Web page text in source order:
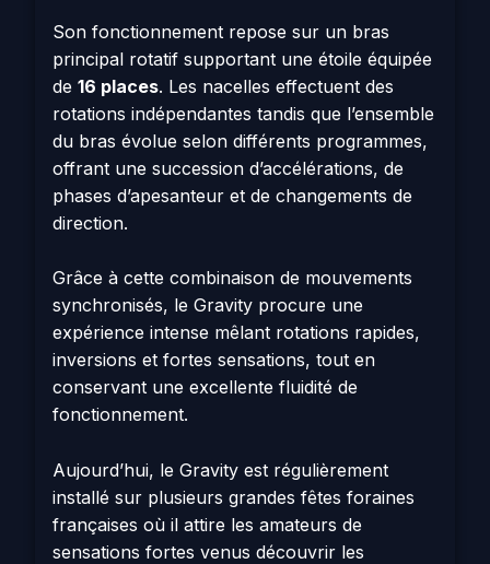
Son fonctionnement repose sur un bras
principal rotatif supportant une étoile équipée
de 16 places. Les nacelles effectuent des
rotations indépendantes tandis que l’ensemble
du bras évolue selon différents programmes,
offrant une succession d’accélérations, de
phases d’apesanteur et de changements de
direction.
Grâce à cette combinaison de mouvements
synchronisés, le Gravity procure une
expérience intense mêlant rotations rapides,
inversions et fortes sensations, tout en
conservant une excellente fluidité de
fonctionnement.
Aujourd’hui, le Gravity est régulièrement
installé sur plusieurs grandes fêtes foraines
françaises où il attire les amateurs de
sensations fortes venus découvrir les